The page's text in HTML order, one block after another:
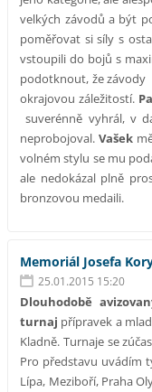
velkých závodů a být
poměřovat si síly s
vstoupili do bojů s
podotknout, že
okrajovou záležitostí.
suverénně vyhrál, v
neprobojoval. Vašek
volném stylu se mu
ale nedokázal plně
bronzovou medaili.
Memoriál Josefa
25.01.2015 15:20
Dlouhodobě
turnaj přípravek a
Kladně. Turnaje se
Pro představu uvádím
Lípa, Meziboří, Praha